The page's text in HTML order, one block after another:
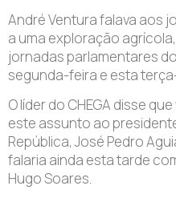
André Ventura falava aos
a uma exploração
jornadas parlamentares
segunda-feira e esta
O líder do CHEGA disse
este assunto ao
República, José Pedro
falaria ainda esta tarde
Hugo Soares.